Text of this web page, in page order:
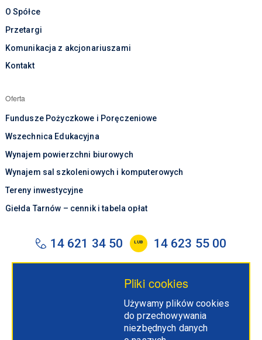
O Spółce
Przetargi
Komunikacja z akcjonariuszami
Kontakt
Oferta
Fundusze Pożyczkowe i Poręczeniowe
Wszechnica Edukacyjna
Wynajem powierzchni biurowych
Wynajem sal szkoleniowych i komputerowych
Tereny inwestycyjne
Giełda Tarnów – cennik i tabela opłat
14 621 34 50 LUB 14 623 55 00
Tarnowska Agencja Rozwoju Regionalnego S.A.
ul. Szujskiego 66
33-100 Tarnów
Pliki cookies
Używamy plików cookies
do przechowywania
niezbędnych danych